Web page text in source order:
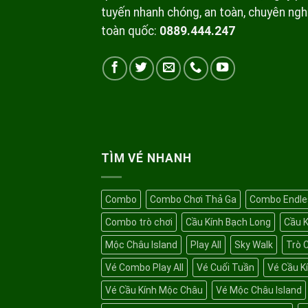
tuyến nhanh chóng, an toàn, chuyên
toàn quốc: 0889.444.247
TÌM VÉ NHANH
Combo Combo Chơi Thả Ga Combo
Combo trò chơi Cầu Kính Bạch Long Cầu
Mộc Châu Island Play All Sky Walk Trò
Vé Combo Play All Vé Cuối Tuần Vé Cầu
Vé Cầu Kính Mộc Châu Vé Mộc Châu Island